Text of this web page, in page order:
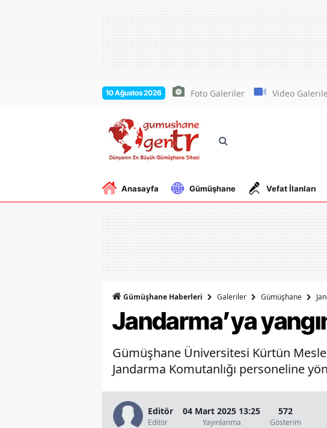
10 Ağustos 2026 Foto Galeriler Video
Anasayfa Gümüşhane Vefat İlanları
Gümüşhane Haberleri Galeriler Gümüşhane
Jandarma’ya
Gümüşhane Üniversitesi Kürtün
Jandarma Komutanlığı personeline
Editör
Editör
04 Mart 2025 13:25
Yayınlanma
572
Gösterim